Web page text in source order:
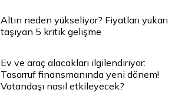
Altın neden yükseliyor? Fiyatları yukarı
taşıyan 5 kritik gelişme
Ev ve araç alacakları ilgilendiriyor:
Tasarruf finansmanında yeni dönem!
Vatandaşı nasıl etkileyecek?